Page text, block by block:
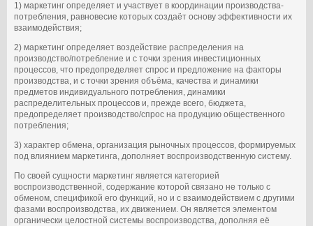
1) маркетинг определяет и участвует в координации производства-
потребления, равновесие которых создаёт основу эффективности их
взаимодействия;
2) маркетинг определяет воздействие распределения на
производство/потребление и с точки зрения инвестиционных
процессов, что предопределяет спрос и предложение на факторы
производства, и с точки зрения объёма, качества и динамики
предметов индивидуального потребления, динамики
распределительных процессов и, прежде всего, бюджета,
предопределяет производство/спрос на продукцию общественного
потребления;
3) характер обмена, организация рыночных процессов, формируемых
под влиянием маркетинга, дополняет воспроизводственную систему.
По своей сущности маркетинг является категорией
воспроизводственной, содержание которой связано не только с
обменом, спецификой его функций, но и с взаимодействием с другими
фазами воспроизводства, их движением. Он является элементом
органически целостной системы воспроизводства, дополняя её